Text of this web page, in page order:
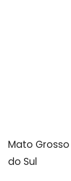
Mato Grosso
do Sul